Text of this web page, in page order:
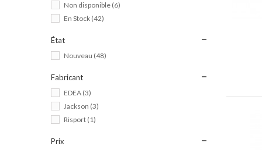
Non disponible (6)
En Stock (42)
État
Nouveau (48)
Fabricant
EDEA (3)
Jackson (3)
Risport (1)
Prix